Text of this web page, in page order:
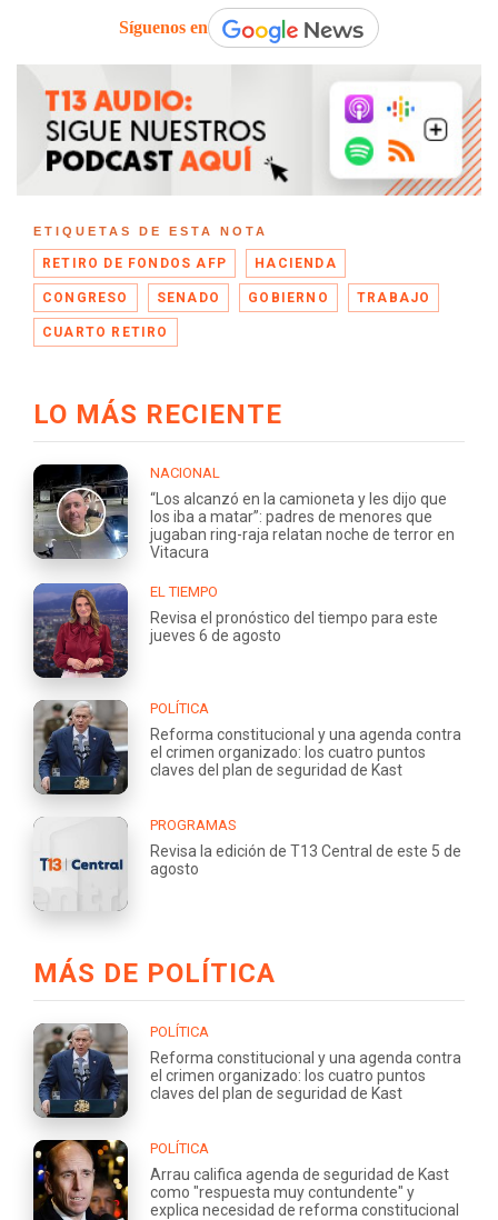
Síguenos en
ETIQUETAS DE ESTA NOTA
RETIRO DE FONDOS AFP HACIENDA
CONGRESO SENADO GOBIERNO TRABAJO
CUARTO RETIRO
LO MÁS RECIENTE
NACIONAL
“Los alcanzó en la camioneta y les dijo que
los iba a matar”: padres de menores que
jugaban ring-raja relatan noche de terror en
Vitacura
EL TIEMPO
Revisa el pronóstico del tiempo para este
jueves 6 de agosto
POLÍTICA
Reforma constitucional y una agenda contra
el crimen organizado: los cuatro puntos
claves del plan de seguridad de Kast
PROGRAMAS
Revisa la edición de T13 Central de este 5 de
agosto
MÁS DE POLÍTICA
POLÍTICA
Reforma constitucional y una agenda contra
el crimen organizado: los cuatro puntos
claves del plan de seguridad de Kast
POLÍTICA
Arrau califica agenda de seguridad de Kast
como "respuesta muy contundente" y
explica necesidad de reforma constitucional